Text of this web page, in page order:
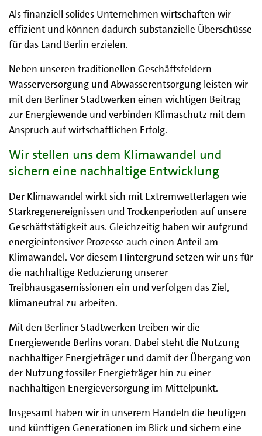
Als finanziell solides Unternehmen wirtschaften wir
effizient und können dadurch substanzielle Überschüsse
für das Land Berlin erzielen.
Neben unseren traditionellen Geschäftsfeldern
Wasserversorgung und Abwasserentsorgung leisten wir
mit den Berliner Stadtwerken einen wichtigen Beitrag
zur Energiewende und verbinden Klimaschutz mit dem
Anspruch auf wirtschaftlichen Erfolg.
Wir stellen uns dem Klimawandel und
sichern eine nachhaltige Entwicklung
Der Klimawandel wirkt sich mit Extremwetterlagen wie
Starkregenereignissen und Trockenperioden auf unsere
Geschäftstätigkeit aus. Gleichzeitig haben wir aufgrund
energieintensiver Prozesse auch einen Anteil am
Klimawandel. Vor diesem Hintergrund setzen wir uns für
die nachhaltige Reduzierung unserer
Treibhausgasemissionen ein und verfolgen das Ziel,
klimaneutral zu arbeiten.
Mit den Berliner Stadtwerken treiben wir die
Energiewende Berlins voran. Dabei steht die Nutzung
nachhaltiger Energieträger und damit der Übergang von
der Nutzung fossiler Energieträger hin zu einer
nachhaltigen Energieversorgung im Mittelpunkt.
Insgesamt haben wir in unserem Handeln die heutigen
und künftigen Generationen im Blick und sichern eine